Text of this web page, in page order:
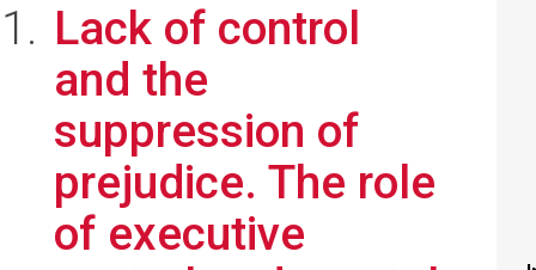
Lack of control
and the
suppression of
prejudice. The role
of executive